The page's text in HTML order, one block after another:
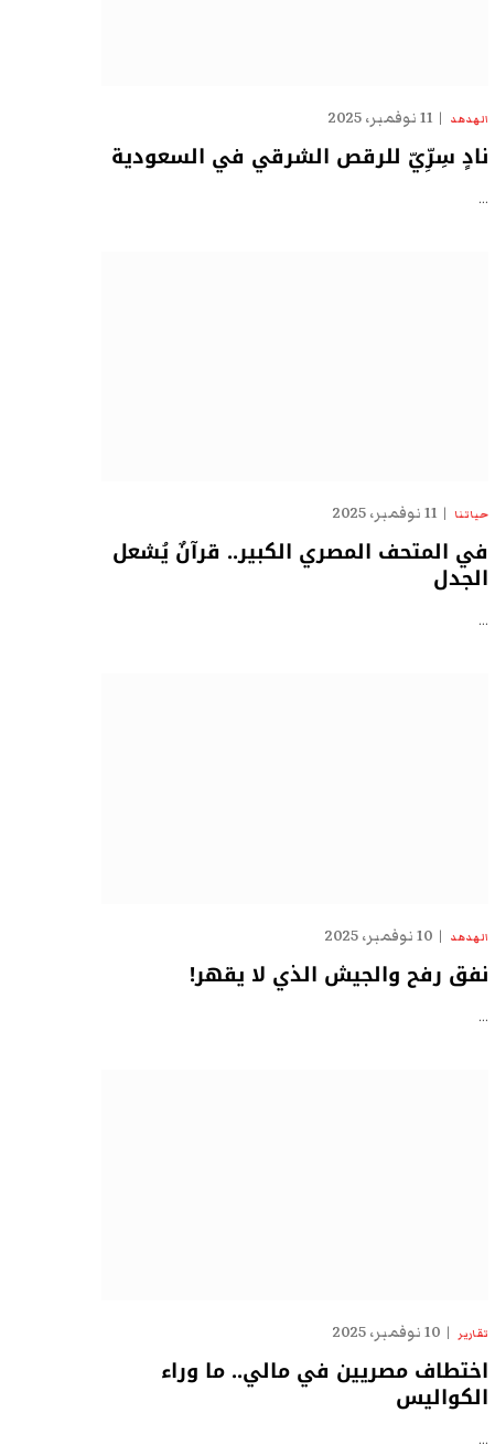
الهدهد 11 نوفمبر، 2025
نادٍ سِرِّيّ للرقص الشرقي في السعودية
…
حياتنا 11 نوفمبر، 2025
في المتحف المصري الكبير.. قرآنٌ يُشعل
الجدل
…
الهدهد 10 نوفمبر، 2025
نفق رفح والجيش الذي لا يقهر!
…
تقارير 10 نوفمبر، 2025
اختطاف مصريين في مالي.. ما وراء
الكواليس
…